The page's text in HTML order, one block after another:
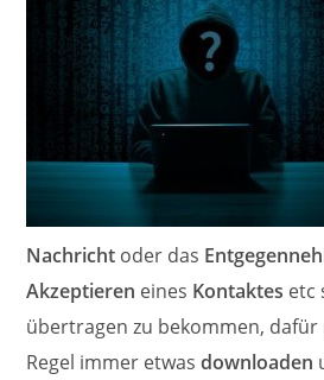
Nachricht oder das
Akzeptieren eines Kontaktes etc
übertragen zu bekommen,
Regel immer etwasdownloaden